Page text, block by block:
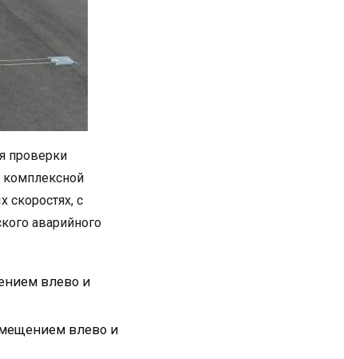
проверки
комплексной
скоростях, с
аварийного
влево и
влево и